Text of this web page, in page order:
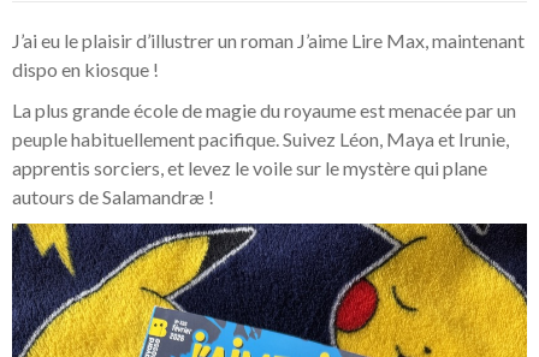
J’ai eu le plaisir d’illustrer un roman J’aime Lire Max, maintenant
dispo en kiosque !
La plus grande école de magie du royaume est menacée par un
peuple habituellement pacifique. Suivez Léon, Maya et Irunie,
apprentis sorciers, et levez le voile sur le mystère qui plane
autours de Salamandræ !